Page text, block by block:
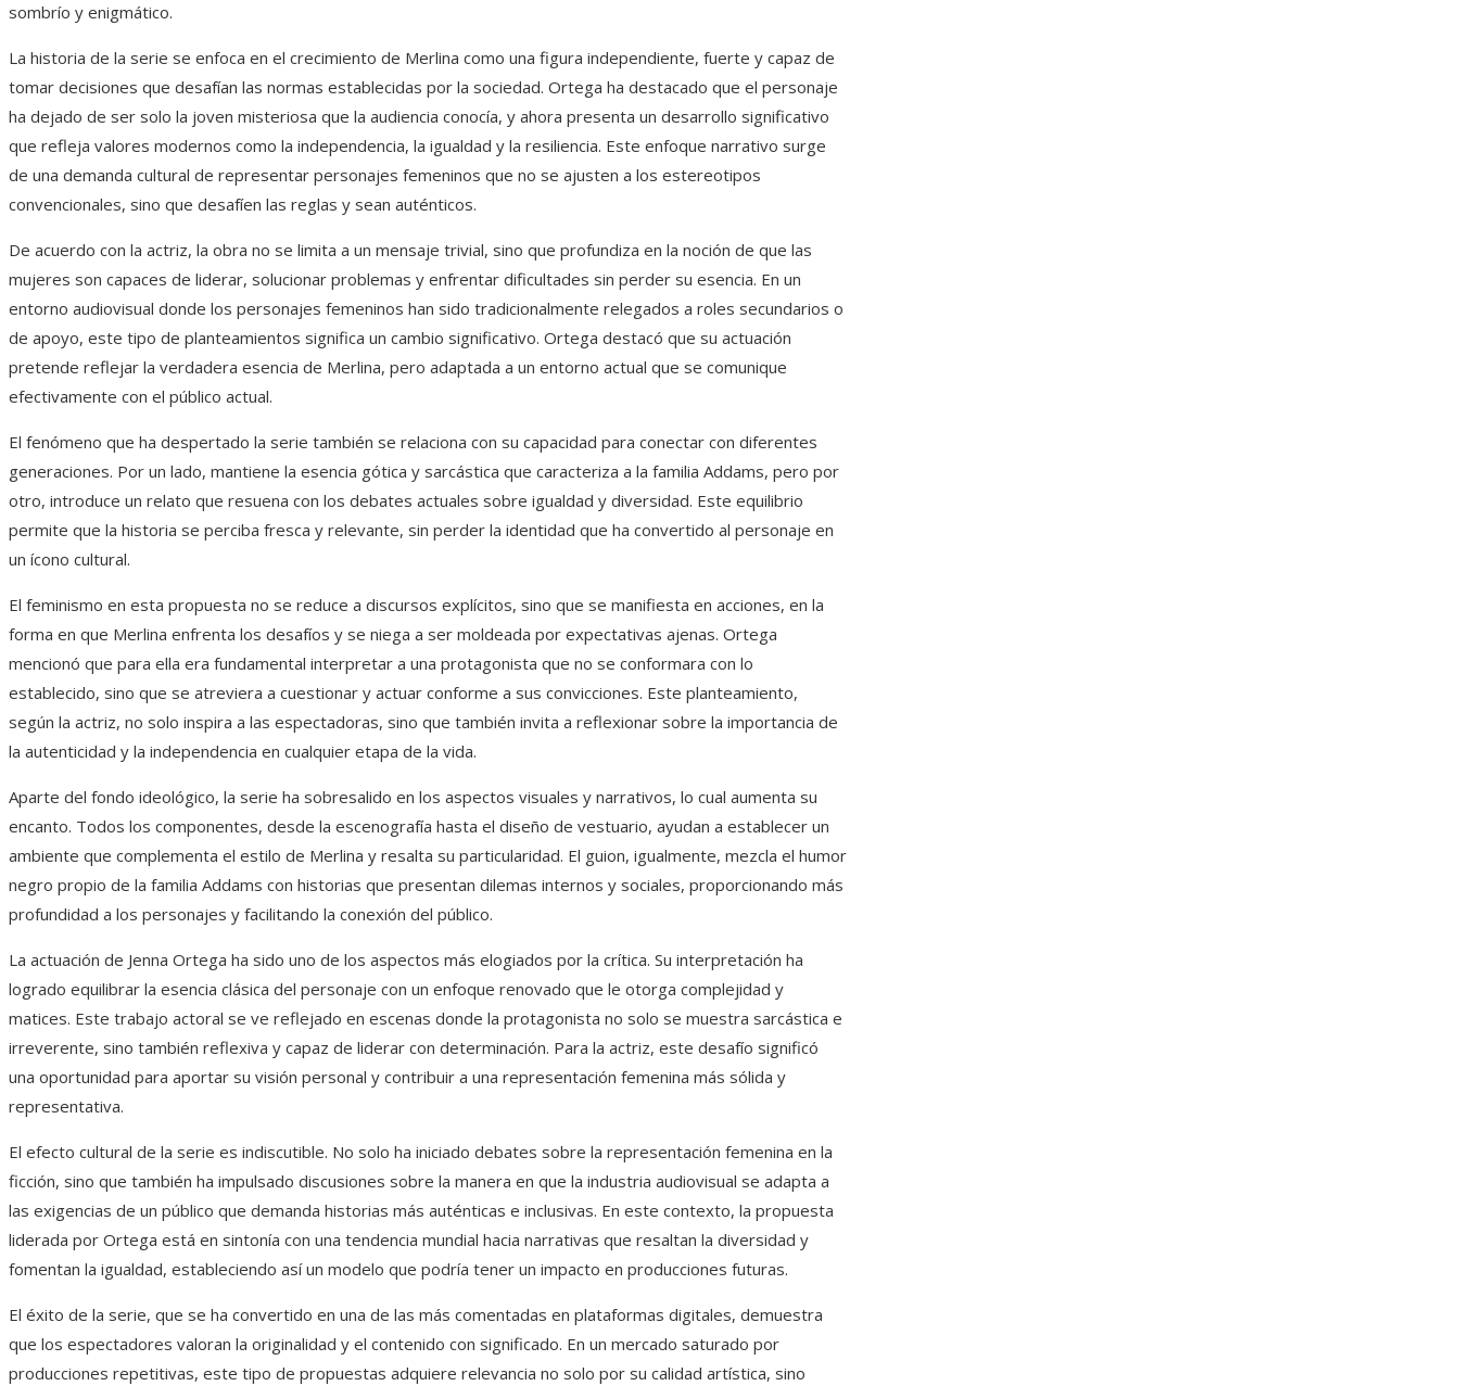
sombrío y enigmático.
La historia de la serie se enfoca en el crecimiento de Merlina como una figura independiente, fuerte y capaz de
tomar decisiones que desafían las normas establecidas por la sociedad. Ortega ha destacado que el personaje
ha dejado de ser solo la joven misteriosa que la audiencia conocía, y ahora presenta un desarrollo significativo
que refleja valores modernos como la independencia, la igualdad y la resiliencia. Este enfoque narrativo surge
de una demanda cultural de representar personajes femeninos que no se ajusten a los estereotipos
convencionales, sino que desafíen las reglas y sean auténticos.
De acuerdo con la actriz, la obra no se limita a un mensaje trivial, sino que profundiza en la noción de que las
mujeres son capaces de liderar, solucionar problemas y enfrentar dificultades sin perder su esencia. En un
entorno audiovisual donde los personajes femeninos han sido tradicionalmente relegados a roles secundarios o
de apoyo, este tipo de planteamientos significa un cambio significativo. Ortega destacó que su actuación
pretende reflejar la verdadera esencia de Merlina, pero adaptada a un entorno actual que se comunique
efectivamente con el público actual.
El fenómeno que ha despertado la serie también se relaciona con su capacidad para conectar con diferentes
generaciones. Por un lado, mantiene la esencia gótica y sarcástica que caracteriza a la familia Addams, pero por
otro, introduce un relato que resuena con los debates actuales sobre igualdad y diversidad. Este equilibrio
permite que la historia se perciba fresca y relevante, sin perder la identidad que ha convertido al personaje en
un ícono cultural.
El feminismo en esta propuesta no se reduce a discursos explícitos, sino que se manifiesta en acciones, en la
forma en que Merlina enfrenta los desafíos y se niega a ser moldeada por expectativas ajenas. Ortega
mencionó que para ella era fundamental interpretar a una protagonista que no se conformara con lo
establecido, sino que se atreviera a cuestionar y actuar conforme a sus convicciones. Este planteamiento,
según la actriz, no solo inspira a las espectadoras, sino que también invita a reflexionar sobre la importancia de
la autenticidad y la independencia en cualquier etapa de la vida.
Aparte del fondo ideológico, la serie ha sobresalido en los aspectos visuales y narrativos, lo cual aumenta su
encanto. Todos los componentes, desde la escenografía hasta el diseño de vestuario, ayudan a establecer un
ambiente que complementa el estilo de Merlina y resalta su particularidad. El guion, igualmente, mezcla el humor
negro propio de la familia Addams con historias que presentan dilemas internos y sociales, proporcionando más
profundidad a los personajes y facilitando la conexión del público.
La actuación de Jenna Ortega ha sido uno de los aspectos más elogiados por la crítica. Su interpretación ha
logrado equilibrar la esencia clásica del personaje con un enfoque renovado que le otorga complejidad y
matices. Este trabajo actoral se ve reflejado en escenas donde la protagonista no solo se muestra sarcástica e
irreverente, sino también reflexiva y capaz de liderar con determinación. Para la actriz, este desafío significó
una oportunidad para aportar su visión personal y contribuir a una representación femenina más sólida y
representativa.
El efecto cultural de la serie es indiscutible. No solo ha iniciado debates sobre la representación femenina en la
ficción, sino que también ha impulsado discusiones sobre la manera en que la industria audiovisual se adapta a
las exigencias de un público que demanda historias más auténticas e inclusivas. En este contexto, la propuesta
liderada por Ortega está en sintonía con una tendencia mundial hacia narrativas que resaltan la diversidad y
fomentan la igualdad, estableciendo así un modelo que podría tener un impacto en producciones futuras.
El éxito de la serie, que se ha convertido en una de las más comentadas en plataformas digitales, demuestra
que los espectadores valoran la originalidad y el contenido con significado. En un mercado saturado por
producciones repetitivas, este tipo de propuestas adquiere relevancia no solo por su calidad artística, sino